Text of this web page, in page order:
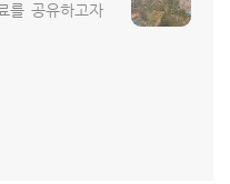
를 공유하고자